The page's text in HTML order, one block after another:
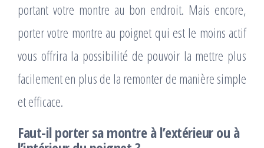
portant votre montre au bon endroit. Mais encore,
porter votre montre au poignet qui est le moins actif
vous offrira la possibilité de pouvoir la mettre plus
facilement en plus de la remonter de manière simple
et efficace.
Faut-il porter sa montre à l’extérieur ou à